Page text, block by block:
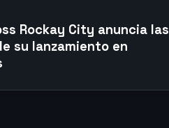
Rockay City anuncia las
su lanzamiento en